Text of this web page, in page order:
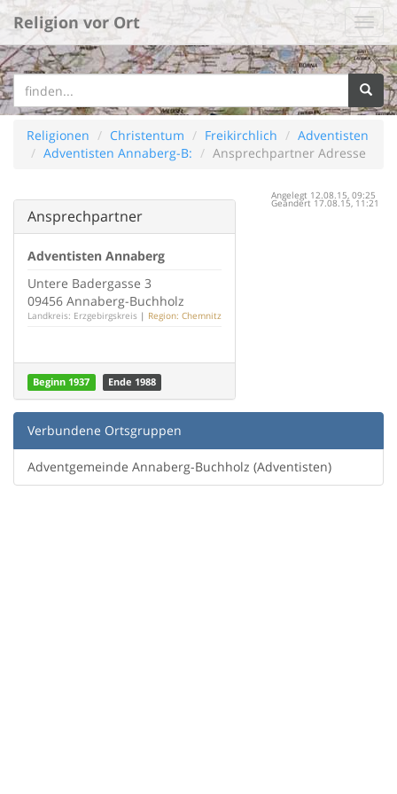
Religion vor Ort
Religionen Christentum Freikirchlich
Adventisten
Adventisten Annaberg-B:
Ansprechpartner Adresse
Angelegt 12.08.15, 09:25
Geändert 17.08.15, 11:21
Ansprechpartner
Adventisten Annaberg
Untere Badergasse 3
09456 Annaberg-Buchholz
Landkreis: Erzgebirgskreis | Region: Chemnitz
Beginn 1937 Ende 1988
Verbundene Ortsgruppen
Adventgemeinde Annaberg-Buchholz (Adventisten)